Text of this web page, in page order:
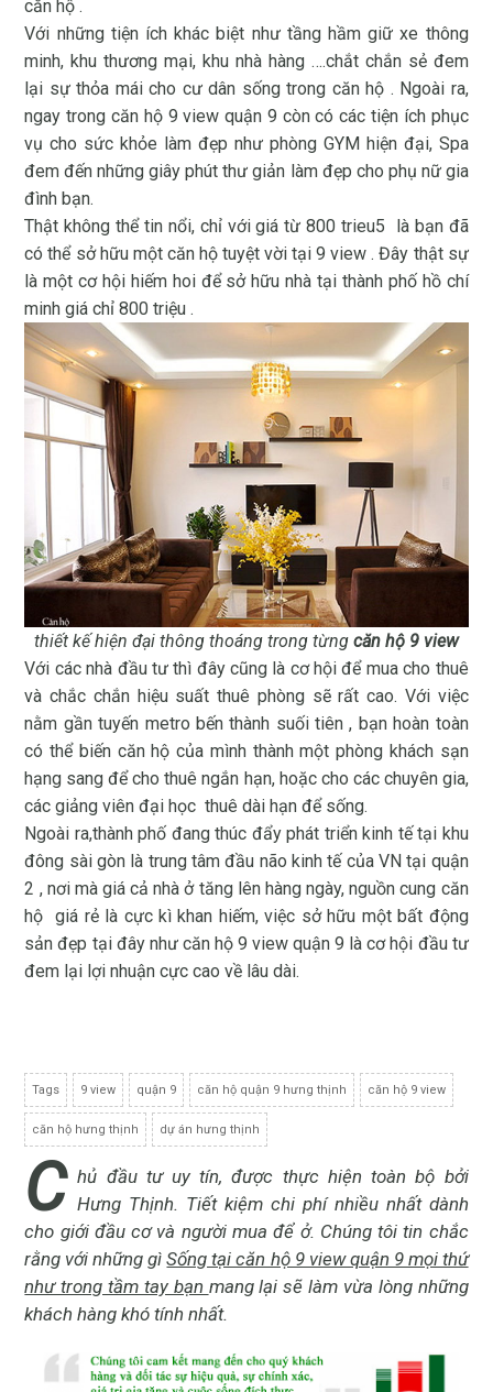
căn hộ .
Với những tiện ích khác biệt như tầng hầm giữ xe thông
minh, khu thương mại, khu nhà hàng ….chắt chắn sẻ đem
lại sự thỏa mái cho cư dân sống trong căn hộ . Ngoài ra,
ngay trong căn hộ 9 view quận 9 còn có các tiện ích phục
vụ cho sức khỏe làm đẹp như phòng GYM hiện đại, Spa
đem đến những giây phút thư giản làm đẹp cho phụ nữ gia
đình bạn.
Thật không thể tin nổi, chỉ với giá từ 800 trieu5 là bạn đã
có thể sở hữu một căn hộ tuyệt vời tại 9 view . Đây thật sự
là một cơ hội hiếm hoi để sở hữu nhà tại thành phố hồ chí
minh giá chỉ 800 triệu .
thiết kế hiện đại thông thoáng trong từng căn hộ 9 view
Với các nhà đầu tư thì đây cũng là cơ hội để mua cho thuê
và chắc chắn hiệu suất thuê phòng sẽ rất cao. Với việc
nằm gần tuyến metro bến thành suối tiên , bạn hoàn toàn
có thể biến căn hộ của mình thành một phòng khách sạn
hạng sang để cho thuê ngắn hạn, hoặc cho các chuyên gia,
các giảng viên đại học thuê dài hạn để sống.
Ngoài ra,thành phố đang thúc đẩy phát triển kinh tế tại khu
đông sài gòn là trung tâm đầu não kinh tế của VN tại quận
2 , nơi mà giá cả nhà ở tăng lên hàng ngày, nguồn cung căn
hộ giá rẻ là cực kì khan hiếm, việc sở hữu một bất động
sản đẹp tại đây như căn hộ 9 view quận 9 là cơ hội đầu tư
đem lại lợi nhuận cực cao về lâu dài.
Tags 9 view quận 9 căn hộ quận 9 hưng thịnh căn hộ 9 view
căn hộ hưng thịnh dự án hưng thịnh
C hủ đầu tư uy tín, được thực hiện toàn bộ bởi
Hưng Thịnh. Tiết kiệm chi phí nhiều nhất dành
cho giới đầu cơ và người mua để ở. Chúng tôi tin chắc
rằng với những gìSống tại căn hộ 9 view quận 9 mọi thứ
như trong tầm tay bạn mang lại sẽ làm vừa lòng những
khách hàng khó tính nhất.